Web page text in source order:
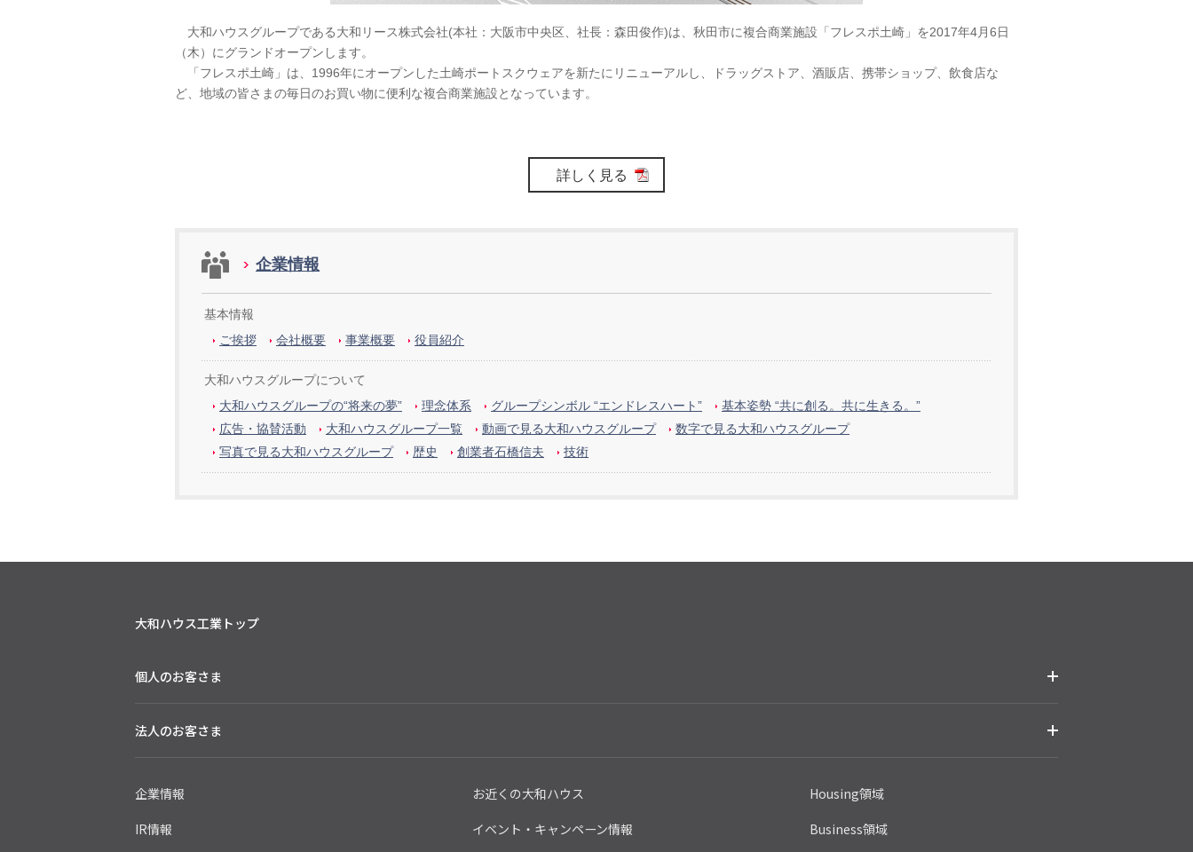
大和ハウスグループである大和リース株式会社(本社：大阪市中央区、社長：森田俊作)は、秋田市に複合商業施設「フレスポ土崎」を2017年4月6日
（木）にグランドオープンします。
「フレスポ土崎」は、1996年にオープンした土崎ポートスクウェアを新たにリニューアルし、ドラッグストア、酒販店、携帯ショップ、飲食店な
ど、地域の皆さまの毎日のお買い物に便利な複合商業施設となっています。
詳しく見る
企業情報
基本情報
ご挨拶
会社概要 事業概要 役員紹介
大和ハウスグループについて
大和ハウスグループの“将来の夢”
理念体系 グループシンボル “エンドレスハート”
基本姿勢 “共に創る。共に生きる。”
広告・協賛活動
大和ハウスグループ一覧 動画で見る大和ハウスグループ
数字で見る大和ハウスグループ
写真で見る大和ハウスグループ
歴史 創業者石橋信夫 技術
大和ハウス工業トップ
個人のお客さま
法人のお客さま
企業情報
IR情報
お近くの大和ハウス
イベント・キャンペーン情報
Housing領域
Business領域